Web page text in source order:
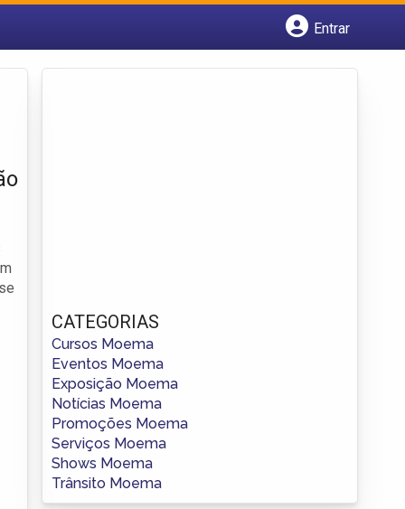
Entrar
CATEGORIAS
Cursos Moema
Eventos Moema
Exposição Moema
Notícias Moema
Promoções Moema
Serviços Moema
Shows Moema
Trânsito Moema